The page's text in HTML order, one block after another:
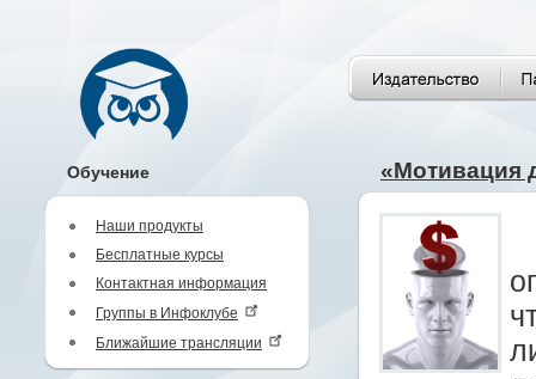
Обучение
Наши продукты
Бесплатные курсы
Контактная информация
Группы в Инфоклубе
Ближайшие трансляции
«Мотивация